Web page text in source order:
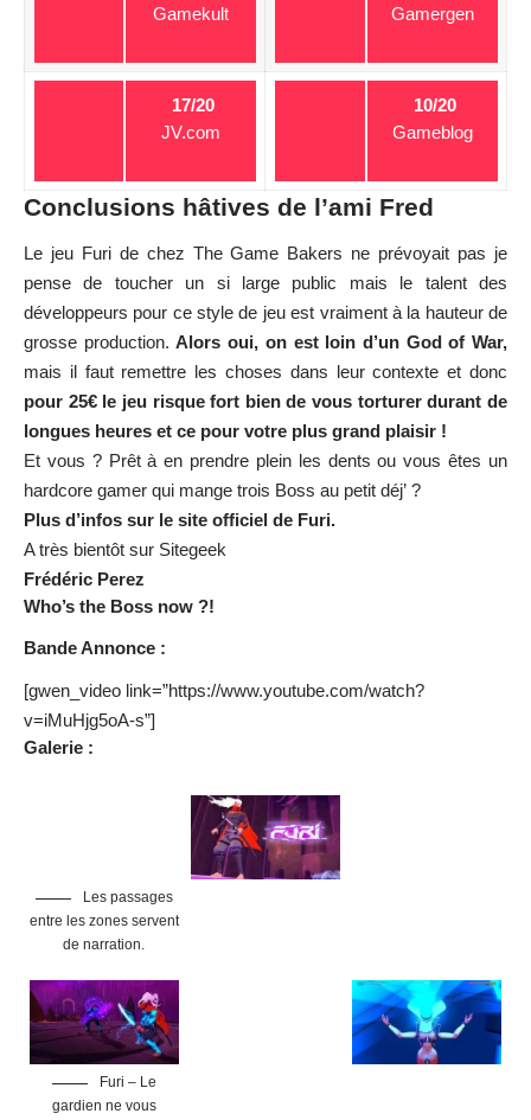
Gamekult
Gamergen
17/20
JV.com
10/20
Gameblog
Conclusions hâtives de l’ami Fred
Le jeu Furi de chez The Game Bakers ne prévoyait pas je
pense de toucher un si large public mais le talent des
développeurs pour ce style de jeu est vraiment à la hauteur de
grosse production.Alors oui, on est loin d’un God of War,
mais il faut remettre les choses dans leur contexte et donc
pour 25€ le jeu risque fort bien de vous torturer durant de
longues heures et ce pour votre plus grand plaisir !
Et vous ? Prêt à en prendre plein les dents ou vous êtes un
hardcore gamer qui mange trois Boss au petit déj’ ?
Plus d’infos sur le site officiel de Furi.
A très bientôt sur Sitegeek
Frédéric Perez
Who’s the Boss now ?!
Bande Annonce :
[gwen_video link=”https://www.youtube.com/watch?
v=iMuHjg5oA-s”]
Galerie :
Les passages
entre les zones servent
de narration.
Furi – Le
gardien ne vous